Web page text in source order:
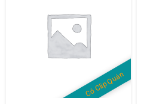
Có Clip Quán